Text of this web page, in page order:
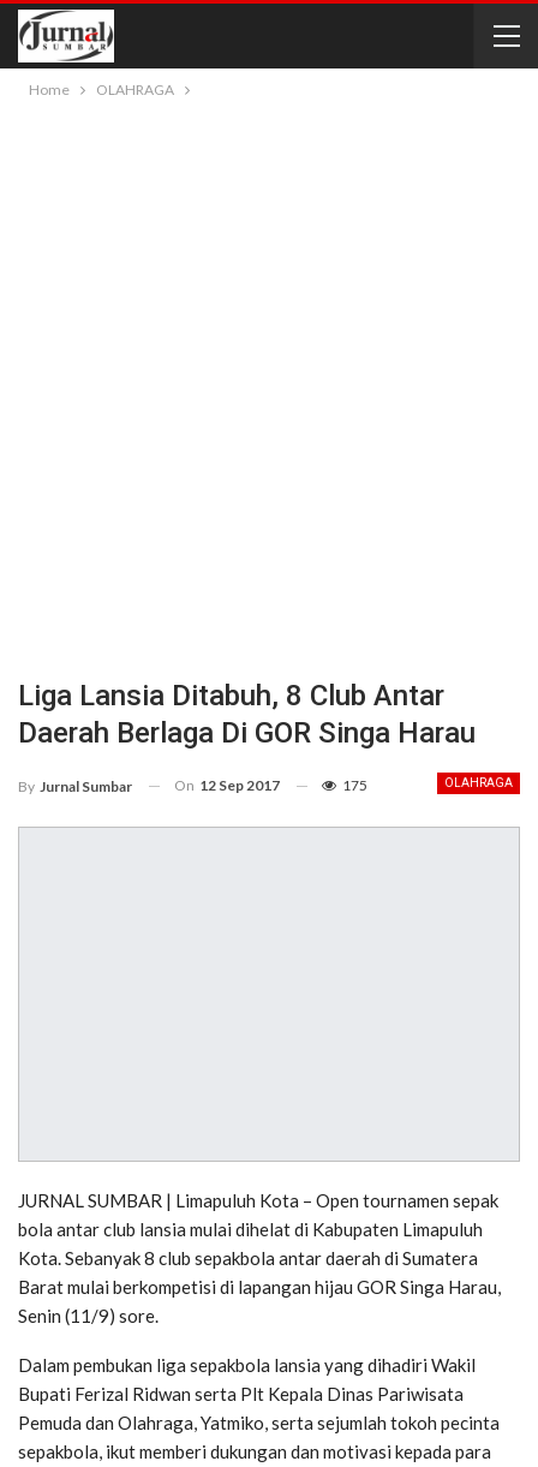
Home OLAHRAGA
Liga Lansia Ditabuh, 8 Club Antar
Daerah Berlaga Di GOR Singa Harau
OLAHRAGA
By Jurnal Sumbar On 12 Sep 2017 175
JURNAL SUMBAR | Limapuluh Kota – Open tournamen sepak
bola antar club lansia mulai dihelat di Kabupaten Limapuluh
Kota. Sebanyak 8 club sepakbola antar daerah di Sumatera
Barat mulai berkompetisi di lapangan hijau GOR Singa Harau,
Senin (11/9) sore.
Dalam pembukan liga sepakbola lansia yang dihadiri Wakil
Bupati Ferizal Ridwan serta Plt Kepala Dinas Pariwisata
Pemuda dan Olahraga, Yatmiko, serta sejumlah tokoh pecinta
sepakbola, ikut memberi dukungan dan motivasi kepada para